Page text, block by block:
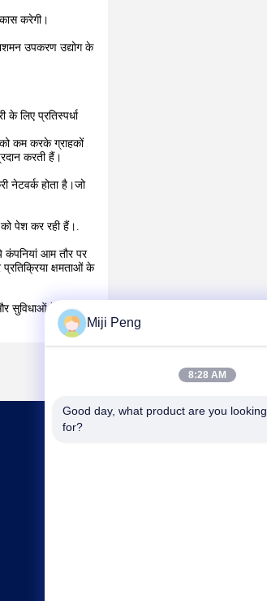
करेगी।
उपकरण उद्योग के
लिए प्रतिस्पर्धा
को कम करके ग्राहकों
करती हैं।
नेटवर्क होता है।जो
पेश कर रही हैं।.
कंपनियां आम तौर पर
क्षमताओं के
सुविधाओं में वृद्धि और
Miji Peng
8:28 AM
Good day, what product are you looking
for?